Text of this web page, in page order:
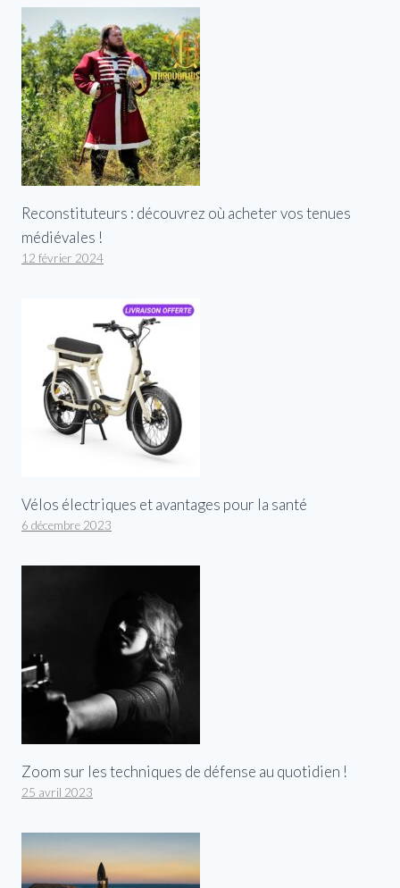
Reconstituteurs : découvrez où acheter vos tenues
médiévales !
12 février 2024
Vélos électriques et avantages pour la santé
6 décembre 2023
Zoom sur les techniques de défense au quotidien !
25 avril 2023